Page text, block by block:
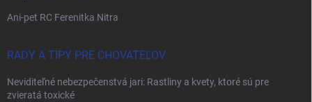
Ani-pet RC Ferenitka Nitra
RADY A TIPY PRE CHOVATEĽOV
Neviditeľné nebezpečenstvá jari: Rastliny a kvety, ktoré sú pre
zvieratá toxické